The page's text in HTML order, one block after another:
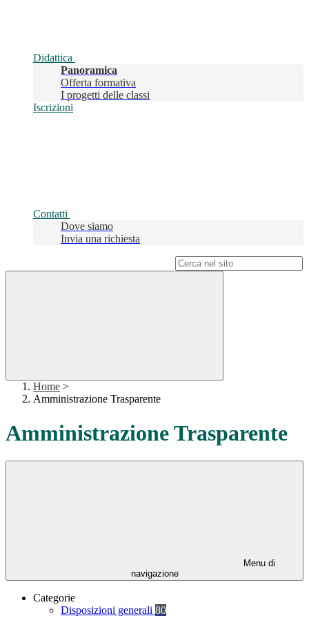
Didattica
Panoramica
Offerta formativa
I progetti delle classi
Iscrizioni
Contatti
Dove siamo
Invia una richiesta
Home >
Amministrazione Trasparente
Amministrazione Trasparente
Menu di
navigazione
Categorie
Disposizioni generali 80